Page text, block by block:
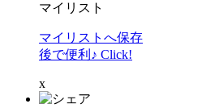
マイリスト
マイリストへ保存
後で便利♪ Click!
x